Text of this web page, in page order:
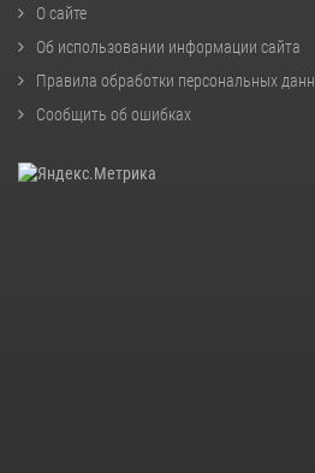
О сайте
Об использовании информации сайта
Правила обработки персональных
Сообщить об ошибках